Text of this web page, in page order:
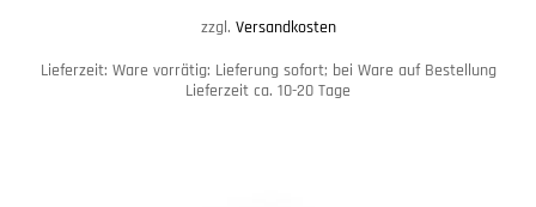
zzgl. Versandkosten
Lieferzeit: Ware vorrätig: Lieferung sofort; bei Ware auf Bestellung
Lieferzeit ca. 10-20 Tage